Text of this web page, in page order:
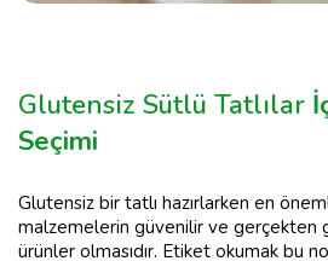
Glutensiz Sütlü Tatlılar
Seçimi
Glutensiz bir tatlı hazırlarken en
malzemelerin güvenilir ve gerçekten
ürünler olmasıdır. Etiket okumak bu